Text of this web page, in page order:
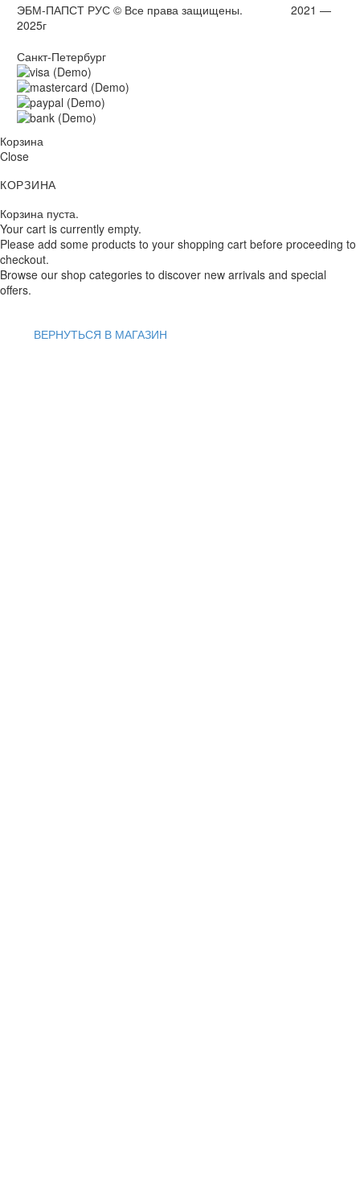
ЭБМ-ПАПСТ РУС © Все права защищены. 2021 —
2025г
Санкт-Петербург
Корзина
Close
КОРЗИНА
Корзина пуста.
Your cart is currently empty.
Please add some products to your shopping cart before proceeding to
checkout.
Browse our shop categories to discover new arrivals and special
offers.
ВЕРНУТЬСЯ В МАГАЗИН